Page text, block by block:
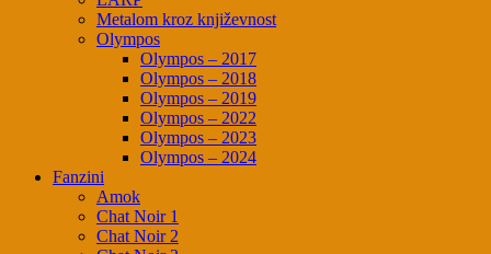
Metalom kroz književnost
Olympos
Olympos – 2017
Olympos – 2018
Olympos – 2019
Olympos – 2022
Olympos – 2023
Olympos – 2024
Fanzini
Amok
Chat Noir 1
Chat Noir 2